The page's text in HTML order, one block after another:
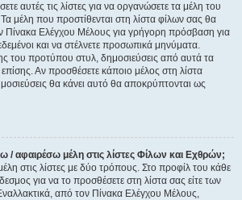
αυτές τις λίστες για να οργανώσετε τα μέλη του
μέλη που προστίθενται στη λίστα φίλων σας θα
Πίνακα Ελέγχου Μέλους για γρήγορη πρόσβαση για
και να στέλνετε προσωπικά μηνύματα.
του προτύπου στυλ, δημοσιεύσεις από αυτά τα
επίσης. Αν προσθέσετε κάποιο μέλος στη λίστα
θα κάνει αυτό θα αποκρύπτονται ως
αφαιρέσω μέλη στις λίστες Φίλων και Εχθρών;
στις λίστες με δύο τρόπους. Στο προφίλ του κάθε
για να το προσθέσετε στη λίστα σας είτε των
από τον Πίνακα Ελέγχου Μέλους,